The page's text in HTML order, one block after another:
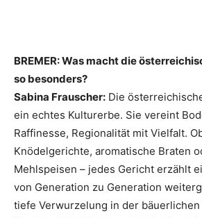
BREMER: Was macht die
so besonders?
Sabina Frauscher: Die
ein echtes Kulturerbe. Sie vereint
Raffinesse, Regionalität mit Vielfalt.
Knödelgerichte, aromatische Braten
Mehlspeisen – jedes Gericht erzählt
von Generation zu Generation
tiefe Verwurzelung in der bäuerlichen